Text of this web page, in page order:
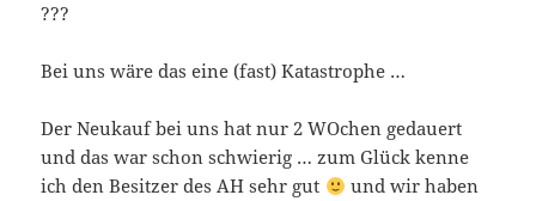
???
Bei uns wäre das eine (fast) Katastrophe …
Der Neukauf bei uns hat nur 2 WOchen gedauert
und das war schon schwierig … zum Glück kenne
ich den Besitzer des AH sehr gut
und wir haben